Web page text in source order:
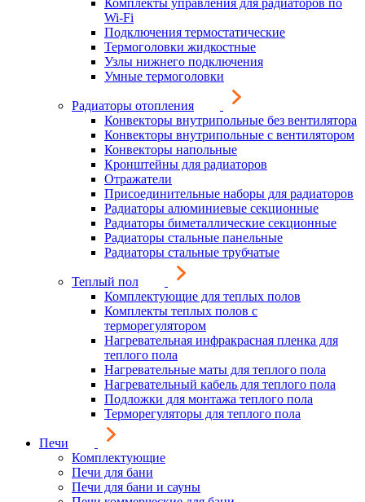
Комплекты управления для радиаторов по
Wi-Fi
Подключения термостатические
Термоголовки жидкостные
Узлы нижнего подключения
Умные термоголовки
Радиаторы отопления
Конвекторы внутрипольные без вентилятора
Конвекторы внутрипольные с вентилятором
Конвекторы напольные
Кронштейны для радиаторов
Отражатели
Присоединительные наборы для радиаторов
Радиаторы алюминиевые секционные
Радиаторы биметаллические секционные
Радиаторы стальные панельные
Радиаторы стальные трубчатые
Теплый пол
Комплектующие для теплых полов
Комплекты теплых полов с
терморегулятором
Нагревательная инфракрасная пленка для
теплого пола
Нагревательные маты для теплого пола
Нагревательный кабель для теплого пола
Подложки для монтажа теплого пола
Терморегуляторы для теплого пола
Печи
Комплектующие
Печи для бани
Печи для бани и сауны